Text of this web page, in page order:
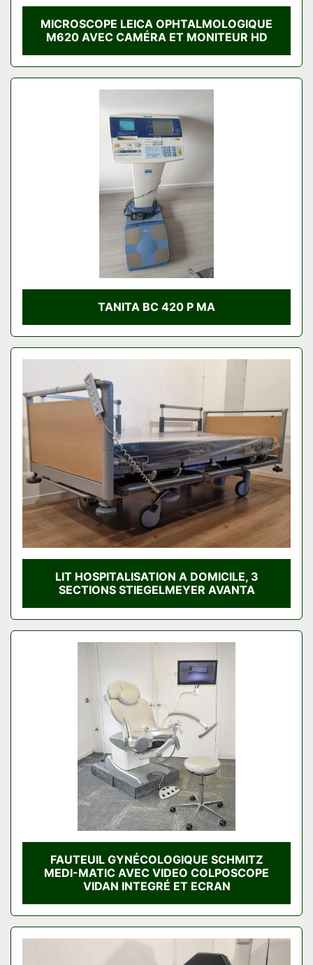
MICROSCOPE LEICA OPHTALMOLOGIQUE
M620 AVEC CAMÉRA ET MONITEUR HD
TANITA BC 420 P MA
LIT HOSPITALISATION A DOMICILE, 3
SECTIONS STIEGELMEYER AVANTA
FAUTEUIL GYNÉCOLOGIQUE SCHMITZ
MEDI-MATIC AVEC VIDEO COLPOSCOPE
VIDAN INTEGRÉ ET ECRAN